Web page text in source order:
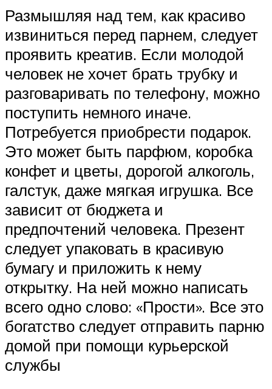
Размышляя над тем, как красиво
извиниться перед парнем, следует
проявить креатив. Если молодой
человек не хочет брать трубку и
разговаривать по телефону, можно
поступить немного иначе.
Потребуется приобрести подарок.
Это может быть парфюм, коробка
конфет и цветы, дорогой алкоголь,
галстук, даже мягкая игрушка. Все
зависит от бюджета и
предпочтений человека. Презент
следует упаковать в красивую
бумагу и приложить к нему
открытку. На ней можно написать
всего одно слово: «Прости». Все это
богатство следует отправить парню
домой при помощи курьерской
службы